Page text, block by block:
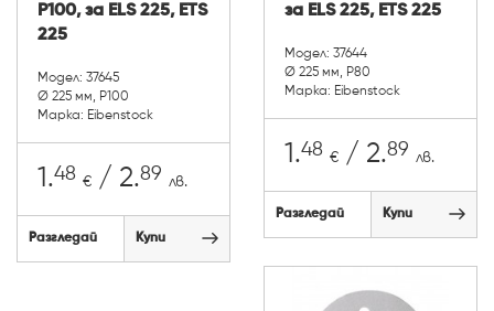
P100, за ELS 225, ETS
225
Модел: 37645
Ø 225 мм, P100
Марка: Eibenstock
1.48 € / 2.89 лв.
Разгледай Купи
за ELS 225, ETS 225
Модел: 37644
Ø 225 мм, P80
Марка: Eibenstock
1.48 € / 2.89 лв.
Разгледай Купи